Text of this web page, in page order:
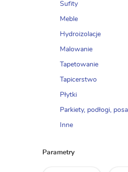
Sufity
Meble
Hydroizolacje
Malowanie
Tapetowanie
Tapicerstwo
Płytki
Parkiety, podłogi,
Inne
Parametry